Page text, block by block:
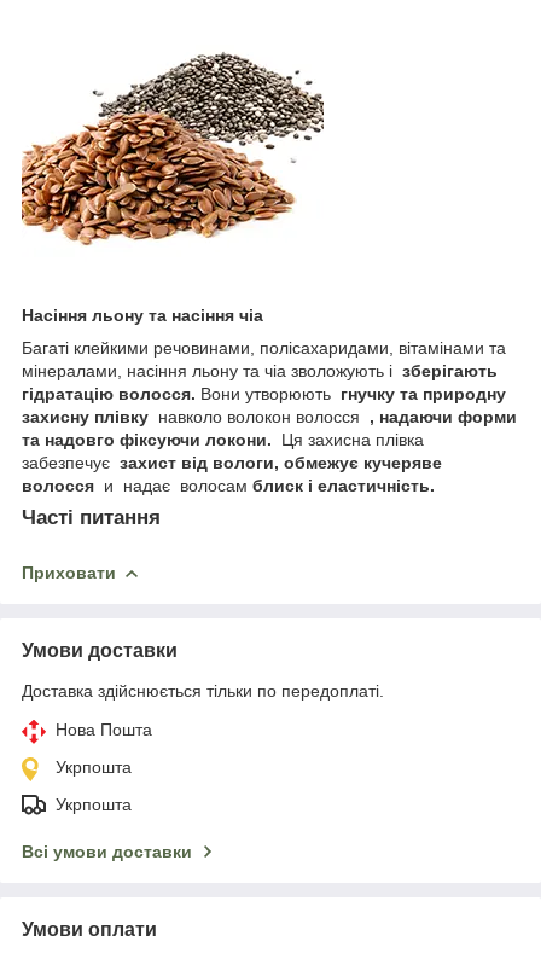
Насіння льону та насіння чіа
Багаті клейкими речовинами, полісахаридами, вітамінами та
мінералами, насіння льону та чіа зволожують і зберігають
гідратацію волосся. Вони утворюють гнучку та природну
захисну плівку навколо волокон волосся
, надаючи форми
та надовго фіксуючи локони.
Ця захисна плівка
забезпечує захист від вологи, обмежує кучеряве
волосся и надає волосам блиск і еластичність.
Часті питання
Приховати
Умови доставки
Доставка здійснюється тільки по передоплаті.
Нова Пошта
Укрпошта
Укрпошта
Всі умови доставки
Умови оплати